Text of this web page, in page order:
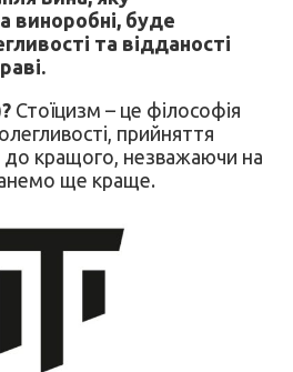
виноробні, буде
та відданості
Стоїцизм – це філософія
прийняття
до кращого, незважаючи на
ще краще.